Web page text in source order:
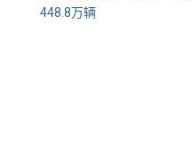
448.8万辆